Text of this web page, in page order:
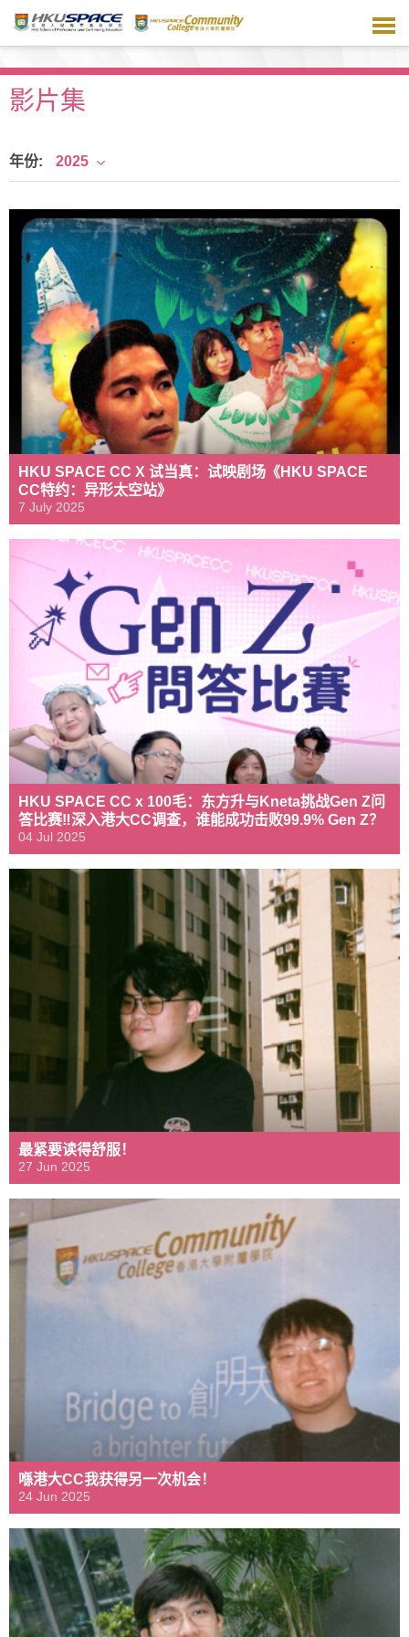
主
容影片集
年份: 2025
HKU SPACE CC X 试当真：试映剧场《HKU SPACE
CC特约：异形太空站》
7 July 2025
HKU SPACE CC x 100毛：东方升与Kneta挑战Gen Z问
答比赛‼️深入港大CC调查，谁能成功击败99.9% Gen Z？
04 Jul 2025
最紧要读得舒服！
27 Jun 2025
喺港大CC我获得另一次机会！
24 Jun 2025